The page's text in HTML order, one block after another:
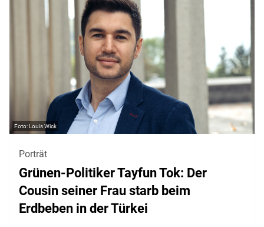
Louis Wick
Porträt
Grünen-Politiker Tayfun Tok: Der
Cousin seiner Frau starb beim
Erdbeben in der Türkei